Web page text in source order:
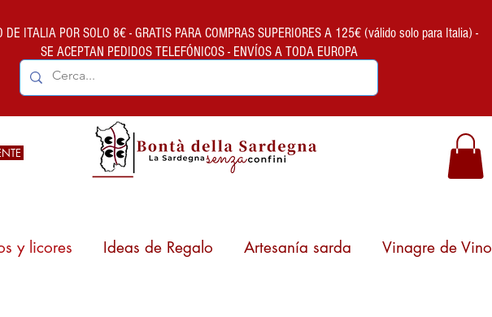
DE ITALIA POR SOLO 8€ - GRATIS PARA COMPRAS SUPERIORES A 125€ (válido solo para Italia) -
SE ACEPTAN PEDIDOS TELEFÓNICOS - ENVÍOS A TODA EUROPA
y licores Ideas de Regalo Artesanía sarda Vinagre de Vino